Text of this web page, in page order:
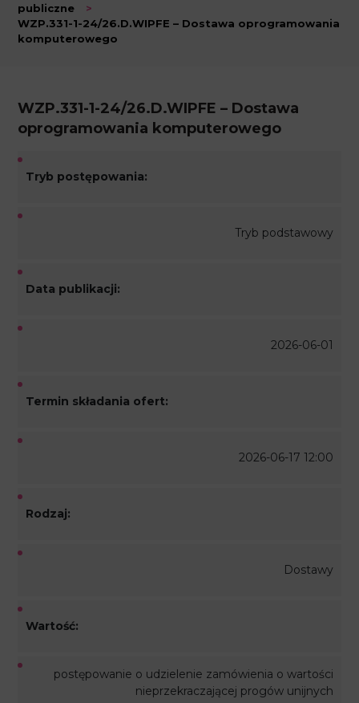
publiczne
>
WZP.331-1-24/26.D.WIPFE – Dostawa oprogramowania
komputerowego
WZP.331-1-24/26.D.WIPFE – Dostawa
oprogramowania komputerowego
Tryb postępowania:
Tryb podstawowy
Data publikacji:
2026-06-01
Termin składania ofert:
2026-06-17 12:00
Rodzaj:
Dostawy
Wartość:
postępowanie o udzielenie zamówienia o wartości
nieprzekraczającej progów unijnych